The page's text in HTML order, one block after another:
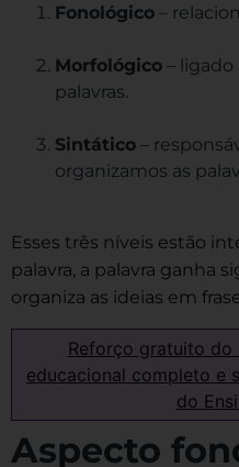
Fonológico –
Morfológico – ligado
palavras.
Sintático –
organizamos as
Esses três níveis estão
palavra, a palavra ganha
organiza as ideias em
Reforço gratuito do
educacional completo e
do
Aspecto